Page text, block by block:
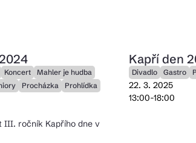
Koncert
Mahler je hudba
Procházka Prohlídka
III. ročník Kapřího dne v
Kapří den
Divadlo Gastro
22. 3. 2025
13:00-18:00